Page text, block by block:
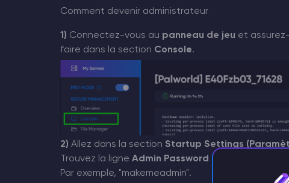
Comment devenir administrateur
1) Connectez-vous au panneau de jeu et
faire dans la section Console.
2) Allez dans la section Startup Settings
Trouvez la ligne Admin Password et entrez un mot
Par exemple, "makemeadmin".